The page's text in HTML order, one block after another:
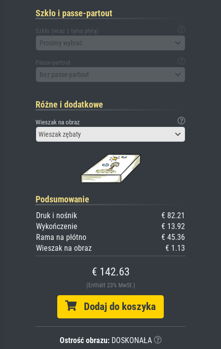
Szkło i passe-partout
Szkło (wraz z tylną płytą)
Prosimy wybrać
Passe-partout
Bez passe-partout
Różne i dodatkowe
Wieszak na obraz
Wieszak zębaty
Podsumowanie
Druk i nośnik
€ 82.21
Wykończenie
€ 13.92
Rama na płótno
€ 45.36
Wieszak na obraz
€ 1.13
€ 142.63
(Enthält 23% MwSt.)
Dodaj do koszyka
Ostrość obrazu:DOSKONAŁA